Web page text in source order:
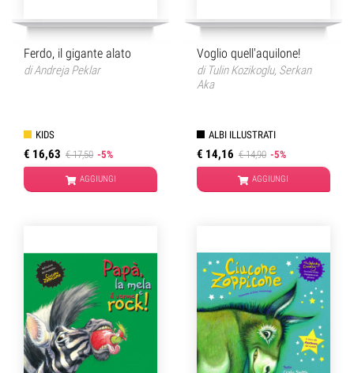
Ferdo, il gigante alato
diAndreja Peklar
KIDS
€ 16,63 € 17,50 -5%
AGGIUNGI
Voglio quell'aquilone!
di Tulin Kozikoglu, Serkan
Aka
ALBI ILLUSTRATI
€ 14,16 € 14,90 -5%
AGGIUNGI